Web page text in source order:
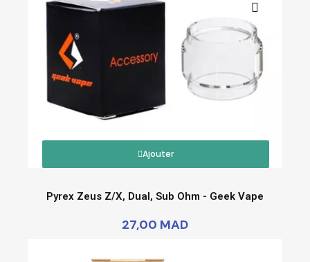
Ajouter
Pyrex Zeus Z/X, Dual, Sub Ohm - Geek Vape
27,00 MAD